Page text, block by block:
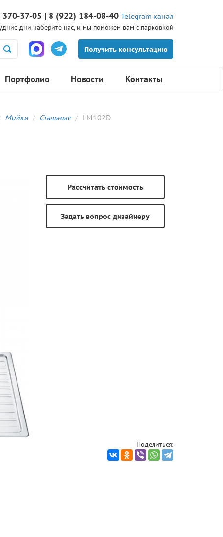
370-37-05 | 8 (922) 184-08-40 Telegram канал
дни наберите нас, и мы поможем вам с парковкой
Портфолио Новости Контакты
Мойки Стальные LM102D
Поделиться: